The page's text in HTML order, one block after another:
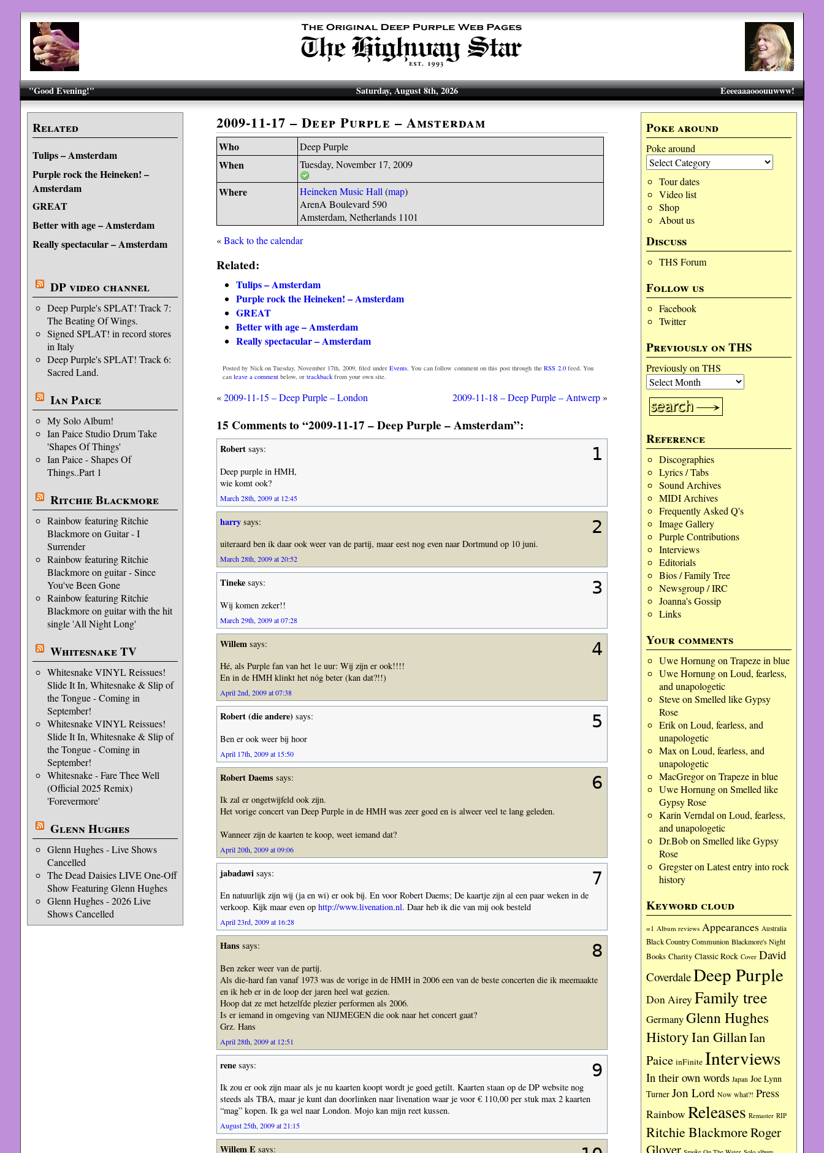
"Good Evening!" Eeeeaaaooouuwww!
Saturday, August 8th, 2026
Related
Tulips – Amsterdam
Purple rock the Heineken! –
Amsterdam
GREAT
Better with age – Amsterdam
Really spectacular – Amsterdam
DP video channel
Deep Purple's SPLAT! Track 7:
The Beating Of Wings.
Signed SPLAT! in record stores
in Italy
Deep Purple's SPLAT! Track 6:
Sacred Land.
Ian Paice
My Solo Album!
Ian Paice Studio Drum Take
'Shapes Of Things'
Ian Paice - Shapes Of
Things..Part 1
Ritchie Blackmore
Rainbow featuring Ritchie
Blackmore on Guitar - I
Surrender
Rainbow featuring Ritchie
Blackmore on guitar - Since
You've Been Gone
Rainbow featuring Ritchie
Blackmore on guitar with the hit
single 'All Night Long'
Whitesnake TV
Whitesnake VINYL Reissues!
Slide It In, Whitesnake & Slip of
the Tongue - Coming in
September!
Whitesnake VINYL Reissues!
Slide It In, Whitesnake & Slip of
the Tongue - Coming in
September!
Whitesnake - Fare Thee Well
(Official 2025 Remix)
'Forevermore'
Glenn Hughes
Glenn Hughes - Live Shows
Cancelled
The Dead Daisies LIVE One-Off
Show Featuring Glenn Hughes
Glenn Hughes - 2026 Live
Shows Cancelled
Poke around
Poke around
Tour dates
Video list
Shop
About us
Discuss
THS Forum
Follow us
Facebook
Twitter
Previously on THS
Previously on THS
Reference
Discographies
Lyrics / Tabs
Sound Archives
MIDI Archives
Frequently Asked Q's
Image Gallery
Purple Contributions
Interviews
Editorials
Bios / Family Tree
Newsgroup / IRC
Joanna's Gossip
Links
Your comments
Uwe Hornungon Trapeze in blue
Uwe Hornungon Loud, fearless,
and unapologetic
Steveon Smelled like Gypsy
Rose
Erikon Loud, fearless, and
unapologetic
Max on Loud, fearless, and
unapologetic
MacGregoron Trapeze in blue
Uwe Hornungon Smelled like
Gypsy Rose
Karin Verndal on Loud, fearless,
and unapologetic
Dr.Bobon Smelled like Gypsy
Rose
Gregsteron Latest entry into rock
history
Keyword cloud
=1 Album reviews Appearances Australia
Black Country Communion Blackmore's Night
Books Charity Classic Rock Cover David
CoverdaleDeep Purple
Don Airey Family tree
GermanyGlenn Hughes
HistoryIan GillanIan
Paice inFinite Interviews
In their own words Japan Joe Lynn
Turner Jon Lord Now what?! Press
Rainbow Releases Remaster RIP
Ritchie BlackmoreRoger
Glover
2009-11-17 – Deep Purple – Amsterdam
Who Deep Purple
When Tuesday, November 17, 2009
Where Heineken Music Hall (map)
ArenA Boulevard 590
Amsterdam, Netherlands 1101
«Back to the calendar
Related:
Tulips – Amsterdam
Purple rock the Heineken! – Amsterdam
GREAT
Better with age – Amsterdam
Really spectacular – Amsterdam
Posted by Nick on Tuesday, November 17th, 2009, filed under Events. You can follow comment on this post through theRSS 2.0feed. You
can leave a commentbelow, or trackbackfrom your own site.
«2009-11-15 – Deep Purple – London 2009-11-18 – Deep Purple – Antwerp»
15 Comments to “2009-11-17 – Deep Purple – Amsterdam”:
1
Robertsays:
Deep purple in HMH,
wie komt ook?
March 28th, 2009 at 12:45
2
harrysays:
uiteraard ben ik daar ook weer van de partij, maar eest nog even naar Dortmund op 10 juni.
March 28th, 2009 at 20:52
3
Tinekesays:
Wij komen zeker!!
March 29th, 2009 at 07:28
4
Willem says:
Hé, als Purple fan van het 1e uur: Wij zijn er ook!!!!
En in de HMH klinkt het nóg beter (kan dat?!!)
April 2nd, 2009 at 07:38
5
Robert (die andere) says:
Ben er ook weer bij hoor
April 17th, 2009 at 15:50
6
Robert Daems says:
Ik zal er ongetwijfeld ook zijn.
Het vorige concert van Deep Purple in de HMH was zeer goed en is alweer veel te lang geleden.
Wanneer zijn de kaarten te koop, weet iemand dat?
April 20th, 2009 at 09:06
7
jabadawi says:
En natuurlijk zijn wij (ja en wi) er ook bij. En voor Robert Daems; De kaartje zijn al een paar weken in de
verkoop. Kijk maar even op http://www.livenation.nl. Daar heb ik die van mij ook besteld
April 23rd, 2009 at 16:28
8
Hans says:
Ben zeker weer van de partij.
Als die-hard fan vanaf 1973 was de vorige in de HMH in 2006 een van de beste concerten die ik meemaakte
en ik heb er in de loop der jaren heel wat gezien.
Hoop dat ze met hetzelfde plezier performen als 2006.
Is er iemand in omgeving van NIJMEGEN die ook naar het concert gaat?
Grz. Hans
April 28th, 2009 at 12:51
9
renesays:
Ik zou er ook zijn maar als je nu kaarten koopt wordt je goed getilt. Kaarten staan op de DP website nog
steeds als TBA, maar je kunt dan doorlinken naar livenation waar je voor € 110,00 per stuk max 2 kaarten
“mag” kopen. Ik ga wel naar London. Mojo kan mijn reet kussen.
August 25th, 2009 at 21:15
Willem E says: